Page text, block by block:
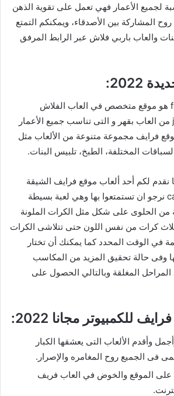
لجميع الأعمار فهي تعمل على تقوية الذهن
المشاركة بين الأصدقاء، ويمكنكم التمتع
والعاب باربي فلاش عبر الرابط المرفق
2022:
موقع العاب فرايف friv هو موقع متخصص في العاب الفلاش
المختلفة jeux de friv من العاب بقهر و التى تناسب جميع الأعمار
فرايف مجموعة متنوعة من الألعاب مثل
المختلفة، الطبخ، تلبيس البنات.
نقدم لكم أحد ألعاب موقع فرايف الشيقة
وهي لعبة candy crash نرجو ان تستمتعوا بها وهي لعبة بسيطة
من الحلوى على شكل مثل الكرات الملونة
كرات من نفس اللون حتى تتلاشى الكرات
في الوقت المحدد كما يمكنك أن تختار
وفى حالة تحقيق المزيد من المكاسب
المغلقة وبالتالي الحصول على
للكمبيوتر مجانا 2022:
وأقدم الألعاب التى يعشقها الكبار
فى الجميع روح المغامره والإصرار.
على الموقع والخوض في العاب فريف